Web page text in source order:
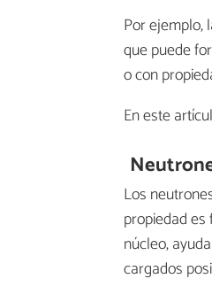
Por ejemplo,
que puede
o con
En este
Los
propiedad
núcleo,
cargados